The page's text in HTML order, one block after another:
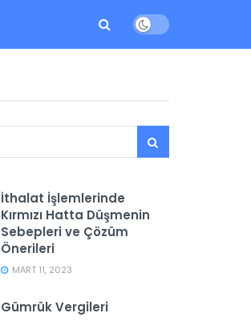
İthalat İşlemlerinde
Kırmızı Hatta Düşmenin
Sebepleri ve Çözüm
Önerileri
MART 11, 2023
Gümrük Vergileri